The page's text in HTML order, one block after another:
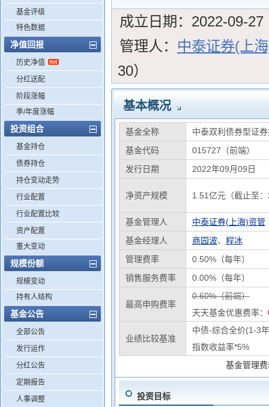
基金评级
特色数据
净值回报
历史净值
分红送配
阶段涨幅
季/年度涨幅
投资组合
基金持仓
债券持仓
持仓变动走势
行业配置
行业配置比较
资产配置
重大变动
规模份额
规模变动
持有人结构
基金公告
全部公告
发行运作
分红公告
定期报告
人事调整
成立日期： 2022-09-27
管理人： 中泰证券(上
30）
基本概况
基金全称
中泰双利债券型证
基金代码
015727（前端）
发行日期
2022年09月09日
净资产规模 1.51亿元（截止至
基金管理人
中泰证券(上海)资管
基金经理人
商园波、 程冰
管理费率
0.50%（每年）
销售服务费率
0.00%（每年）
最高申购费率
0.60%（前端）
天天基金优惠费率：
业绩比较基准
中债-综合全价(1-3
指数收益率*5%
基金管理
投资目标